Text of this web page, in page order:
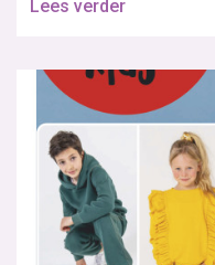
Lees verder